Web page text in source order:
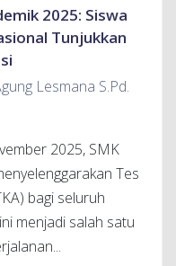
2025: Siswa
Tunjukkan
Lesmana S.Pd.
2025, SMK
Tes
bagi seluruh
menjadi salah satu